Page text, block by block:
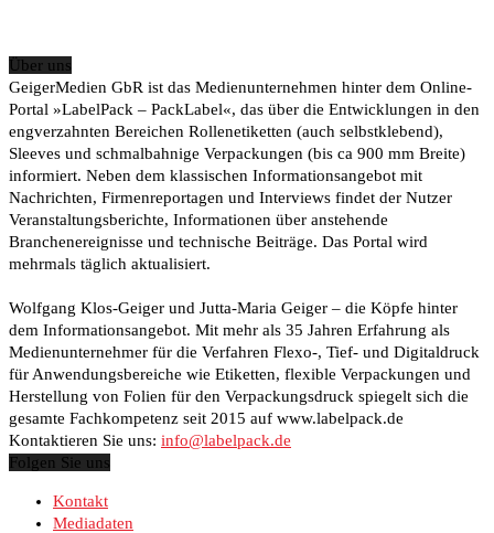
Über uns
GeigerMedien GbR ist das Medienunternehmen hinter dem Online-
Portal »LabelPack – PackLabel«, das über die Entwicklungen in den
engverzahnten Bereichen Rollenetiketten (auch selbstklebend),
Sleeves und schmalbahnige Verpackungen (bis ca 900 mm Breite)
informiert. Neben dem klassischen Informationsangebot mit
Nachrichten, Firmenreportagen und Interviews findet der Nutzer
Veranstaltungsberichte, Informationen über anstehende
Branchenereignisse und technische Beiträge. Das Portal wird
mehrmals täglich aktualisiert.
Wolfgang Klos-Geiger und Jutta-Maria Geiger – die Köpfe hinter
dem Informationsangebot. Mit mehr als 35 Jahren Erfahrung als
Medienunternehmer für die Verfahren Flexo-, Tief- und Digitaldruck
für Anwendungsbereiche wie Etiketten, flexible Verpackungen und
Herstellung von Folien für den Verpackungsdruck spiegelt sich die
gesamte Fachkompetenz seit 2015 auf www.labelpack.de
Kontaktieren Sie uns: info@labelpack.de
Folgen Sie uns
Kontakt
Mediadaten